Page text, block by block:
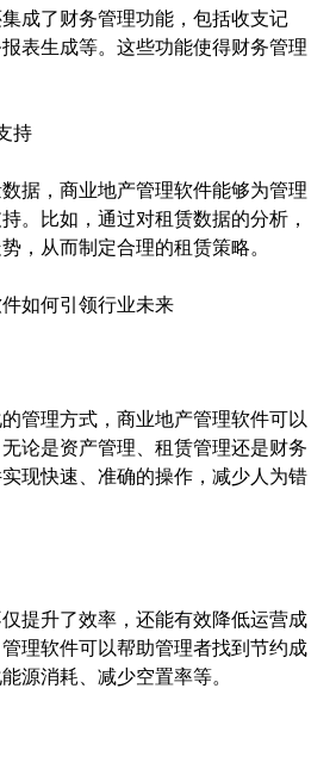
成了财务管理功能，包括收支记
表生成等。这些功能使得财务管理
持
据，商业地产管理软件能够为管理
。比如，通过对租赁数据的分析，
，从而制定合理的租赁策略。
如何引领行业未来
管理方式，商业地产管理软件可以
论是资产管理、租赁管理还是财务
现快速、准确的操作，减少人为错
提升了效率，还能有效降低运营成
理软件可以帮助管理者找到节约成
源消耗、减少空置率等。